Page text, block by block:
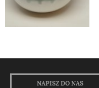
NAPISZ DO NAS